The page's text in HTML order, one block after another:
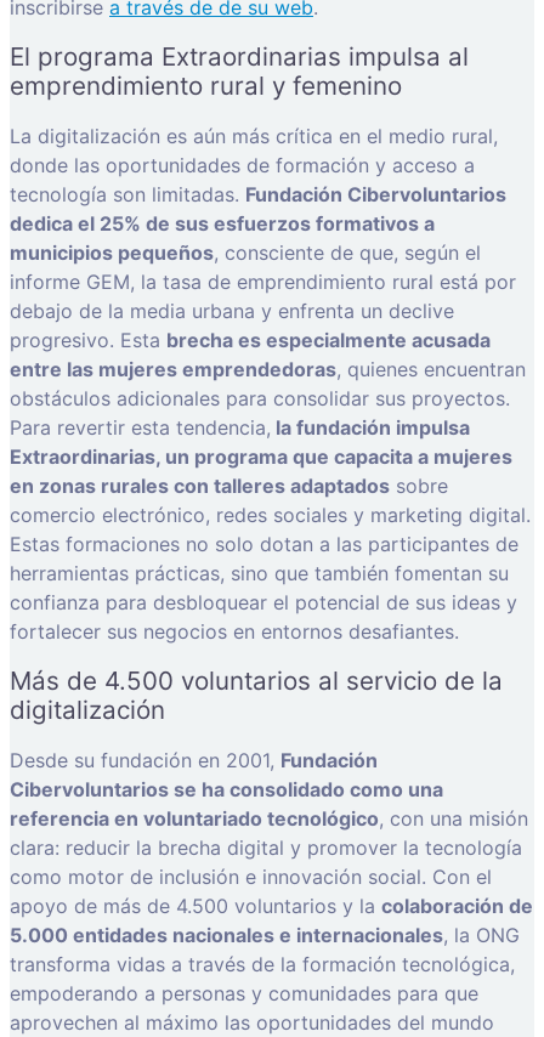
inscribirse a través de de su web.
El programa Extraordinarias impulsa al
emprendimiento rural y femenino
La digitalización es aún más crítica en el medio rural,
donde las oportunidades de formación y acceso a
tecnología son limitadas. Fundación Cibervoluntarios
dedica el 25% de sus esfuerzos formativos a
municipios pequeños, consciente de que, según el
informe GEM, la tasa de emprendimiento rural está por
debajo de la media urbana y enfrenta un declive
progresivo. Esta brecha es especialmente acusada
entre las mujeres emprendedoras, quienes encuentran
obstáculos adicionales para consolidar sus proyectos.
Para revertir esta tendencia, la fundación impulsa
Extraordinarias, un programa que capacita a mujeres
en zonas rurales con talleres adaptados sobre
comercio electrónico, redes sociales y marketing digital.
Estas formaciones no solo dotan a las participantes de
herramientas prácticas, sino que también fomentan su
confianza para desbloquear el potencial de sus ideas y
fortalecer sus negocios en entornos desafiantes.
Más de 4.500 voluntarios al servicio de la
digitalización
Desde su fundación en 2001, Fundación
Cibervoluntarios se ha consolidado como una
referencia en voluntariado tecnológico, con una misión
clara: reducir la brecha digital y promover la tecnología
como motor de inclusión e innovación social. Con el
apoyo de más de 4.500 voluntarios y la colaboración de
5.000 entidades nacionales e internacionales, la ONG
transforma vidas a través de la formación tecnológica,
empoderando a personas y comunidades para que
aprovechen al máximo las oportunidades del mundo